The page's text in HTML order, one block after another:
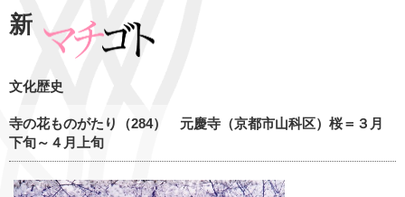
新
文化歴史
寺の花ものがたり（284） 元慶寺（京都市山科区）桜＝３月
下旬～４月上旬